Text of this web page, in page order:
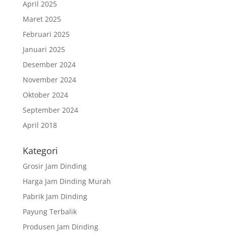
April 2025
Maret 2025
Februari 2025
Januari 2025
Desember 2024
November 2024
Oktober 2024
September 2024
April 2018
Kategori
Grosir Jam Dinding
Harga Jam Dinding Murah
Pabrik Jam Dinding
Payung Terbalik
Produsen Jam Dinding